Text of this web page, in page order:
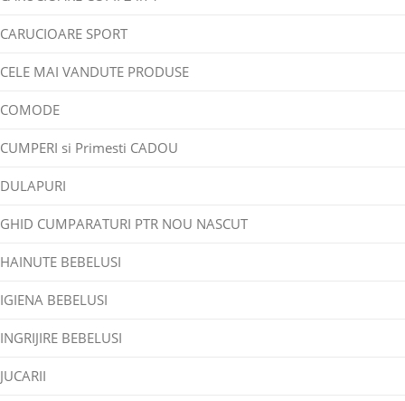
CARUCIOARE SPORT
CELE MAI VANDUTE PRODUSE
COMODE
CUMPERI si Primesti CADOU
DULAPURI
GHID CUMPARATURI PTR NOU NASCUT
HAINUTE BEBELUSI
IGIENA BEBELUSI
INGRIJIRE BEBELUSI
JUCARII